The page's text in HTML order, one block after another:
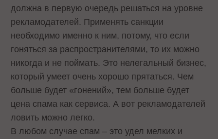
должна в первую очередь решаться на уровне
рекламодателей. Применять санкции
необходимо именно к ним, потому, что если
гоняться за распространителями, то их можно
никогда и не поймать. Это нелегальный бизнес,
который умеет очень хорошо прятаться. Чем
больше будет «гонений», тем больше будет
цена спама как сервиса. А вот рекламодателей
ловить можно легко.
В любом случае спам – это удел мелких и